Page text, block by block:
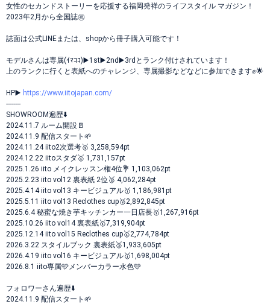
女性のセカンドストーリーを応援する福岡発祥のライフスタイル マガジン！
2023年2月から全国誌㊗️
誌面は公式LINEまたは、shopから冊子購入可能です！
モデルさんは専属(ｲﾏｺｺ)▶️1st▶️2nd▶️3rdとランク付けされています！
上のランクに行くと表紙へのチャレンジ、専属撮影などなどに参加できます✊🌟
HP▶️ https://www.iitojapan.com/
--------
SHOWROOM遍歴⬇️
2024.11.7 ルーム開設🚪
2024.11.9 配信スタート🌱
2024.11.24 iito2次選考🥇 3,258,594pt
2024.12.22 iitoスタダ🥇 1,731,157pt
2025.1.26 iito メイクレッスン権4位💐 1,103,062pt
2025.2.23 iito vol12 裏表紙 2位🥈 4,062,284pt
2025.4.14 iito vol13 キービジュアル🥇 1,186,981pt
2025.5.11 iito vol13 Reclothes cup🥈2,892,845pt
2025.6.4 秘蜜な焼き芋キッチンカー一日店長🥇1,267,916pt
2025.10.26 iito vol14 裏表紙🥇7,319,904pt
2025.12.14 iito vol15 Reclothes cup🥇2,774,784pt
2026.3.22 スタイルブック 裏表紙🥉1,933,605pt
2026.4.19 iito vol16 キービジュアル🥇1,698,004pt
2026.8.1 iito専属🩵メンバーカラー水色🩵
フォロワーさん遍歴⬇️
2024.11.9 配信スタート🌱